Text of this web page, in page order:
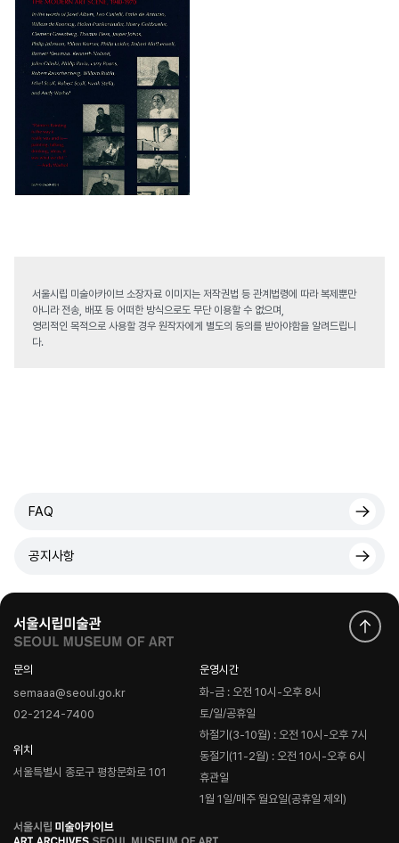
서울시립 미술아카이브 소장자료 이미지는 저작권법 등 관계법령에 따라 복제뿐만
아니라 전송, 배포 등 어떠한 방식으로도 무단 이용할 수 없으며,
영리적인 목적으로 사용할 경우 원작자에게 별도의 동의를 받아야함을 알려드립니
다.
FAQ
공지사항
문의
semaaa@seoul.go.kr
02-2124-7400
위치
서울특별시 종로구 평창문화로 101
운영시간
화-금 : 오전 10시-오후 8시
토/일/공휴일
하절기(3-10월) : 오전 10시-오후 7시
동절기(11-2월) : 오전 10시-오후 6시
휴관일
1월 1일/매주 월요일(공휴일 제외)
로
고